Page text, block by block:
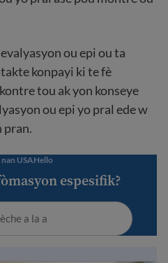
ou epi ou ta
konpayi ki te fè
tou ak yon konseye
ou epi yo pral ede w
pran.
USAHello
espesifik?